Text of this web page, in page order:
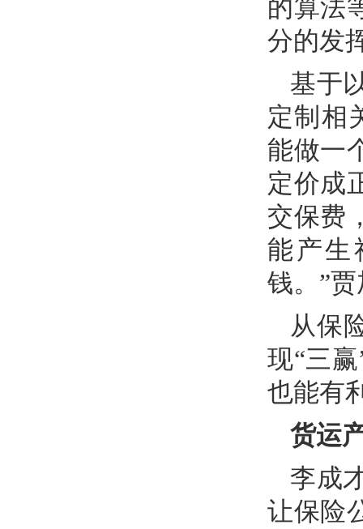
的算法
分的发
基于
定制相
能做一
定价成
交保费
能产生
钱。”
从保
现“三
也能有
货运
李成
让保险